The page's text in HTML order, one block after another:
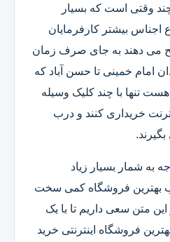
وقتی است که بسیار
اجناس بیشتر کارفرمایان
می دهند به جای صرف زمان
امام خمینی تا حسن آباد که
تنها با چند کلیک وسیله
خریداری کنند و درب
به شمار بسیار زیاد
بهترین فروشگاه کمی سخت
متن سعی داریم تا با یک
فروشگاه اینترنتی خرید